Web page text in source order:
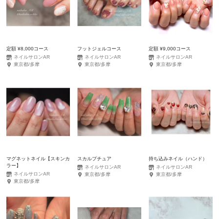
定額 ¥8,000コース
ネイルサロンAR
東京都/多摩
フットジェルコース
ネイルサロンAR
東京都/多摩
定額 ¥9,000コース
ネイルサロンAR
東京都/多摩
マグネットネイル【スキンカ
ラー】
ネイルサロンAR
東京都/多摩
スカルプチュア
ネイルサロンAR
東京都/多摩
持ち込みネイル（ハンド）
ネイルサロンAR
東京都/多摩